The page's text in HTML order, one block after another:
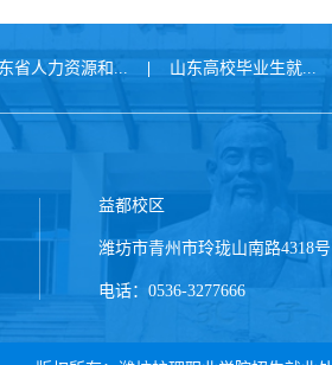
省人力资源和... 山东高校毕业生就...
益都校区
潍坊市青州市玲珑山南路4318号
电话：0536-3277666